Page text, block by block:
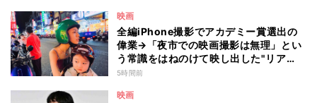
映画
全編iPhone撮影でアカデミー賞選出の
偉業→「夜市での映画撮影は無理」とい
う常識をはねのけて映し出した"リア
ル"とは――ツォウ監督が語る映画『左
5時間前
映画